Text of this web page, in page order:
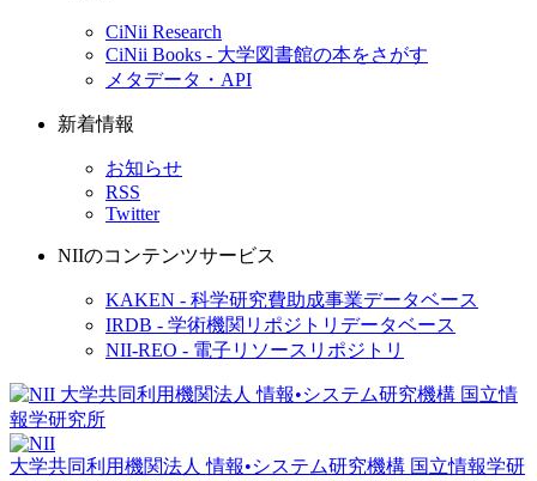
CiNii Research
CiNii Books - 大学図書館の本をさがす
メタデータ・API
新着情報
お知らせ
RSS
Twitter
NIIのコンテンツサービス
KAKEN - 科学研究費助成事業データベース
IRDB - 学術機関リポジトリデータベース
NII-REO - 電子リソースリポジトリ
大学共同利用機関法人 情報•システム研究機構 国立情報学研